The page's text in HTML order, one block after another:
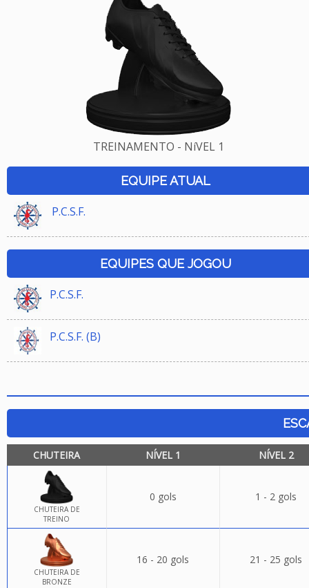
TREINAMENTO - NíVEL 1
EQUIPE ATUAL
P.C.S.F.
EQUIPES QUE JOGOU
P.C.S.F.
P.C.S.F. (B)
CHUTEIRA NÍVEL 1 NÍVEL 2
CHUTEIRA DE
TREINO
0 gols 1 - 2 gols
CHUTEIRA DE
BRONZE
16 - 20 gols 21 - 25 gols